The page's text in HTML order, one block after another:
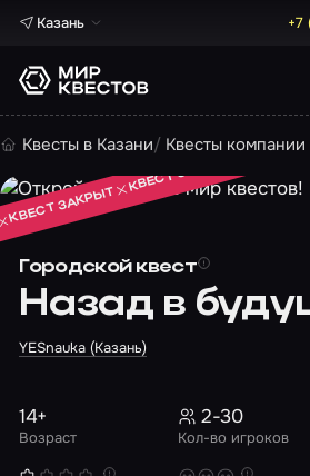
Казань +7
Квесты в Казани Квесты компании
Городской квест
Назад в
YESnauka (Казань)
КВЕСТ ЗАКРЫТ
КВЕСТ ЗАКРЫТ
КВЕСТ
Возраст
14+
Кол-во игроков
2-30